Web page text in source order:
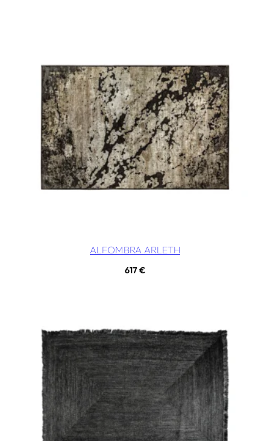
ALFOMBRA ARLETH
617€